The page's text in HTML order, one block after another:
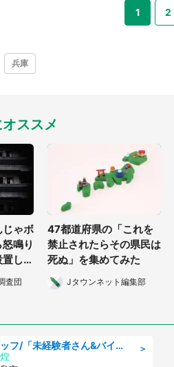
1 2
兵庫
ススメ
じゃボ
鳴り
して
の光
30
査団
47都道府県の「これを
禁止されたらその県民は
死ぬ」を集めてみた
Jタウンネット編集部
＞
ホールスタッフ/「未経験者さん&バイトデビューも大歓迎」残業ほぼなし×1日3時間〜勤務OK!フォロー体制も充実/広島県/広島市南区